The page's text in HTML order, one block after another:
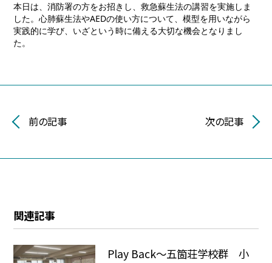
本日は、消防署の方をお招きし、救急蘇生法の講習を実施しま
した。心肺蘇生法やAEDの使い方について、模型を用いながら
実践的に学び、いざという時に備える大切な機会となりまし
た。
前の記事 次の記事
関連記事
Play Back～五箇荘学校群 小